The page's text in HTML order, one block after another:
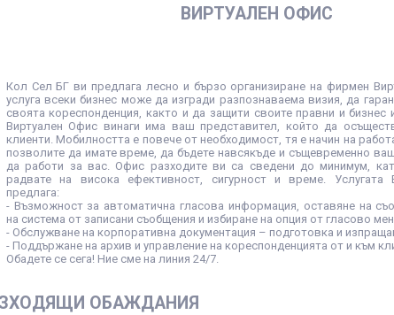
ВИРТУАЛЕН ОФИС
Кол Сел БГ ви предлага лесно и бързо организиране на фирмен
услуга всеки бизнес може да изгради разпознаваема визия, да
своята кореспонденция, както и да защити своите правни и бизнес
Виртуален Офис винаги има ваш представител, който да
клиенти. Мобилността е повече от необходимост, тя е начин на
позволите да имате време, да бъдете навсякъде и същевременно
да работи за вас. Офис разходите ви са сведени до минимум,
радвате на висока ефективност, сигурност и време. Услугата
предлага:
- Възможност за автоматична гласова информация, оставяне на
на система от записани съобщения и избиране на опция от гласово
- Обслужване на корпоративна документация – подготовка и
- Поддържане на архив и управление на кореспонденцията от и към
Обадете се сега! Ние сме на линия 24/7.
ОБАЖДАНИЯ